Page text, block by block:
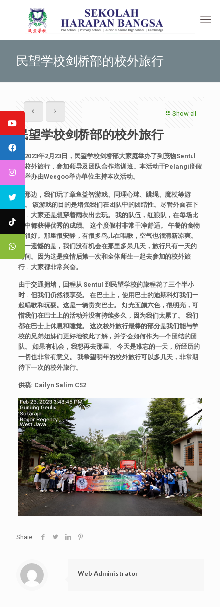
民望学校剑桥部的校外旅行
Show all
民望学校剑桥部的校外旅行
2023年2月 23日，民望学校剑桥部大家庭举办了到茂物Sentul
的校外旅行，参加领导及团队合作培训班。本活动于Pelangi度假
村举办由Weegoo举办单位主持本次活动。
在那边，我们玩了章鱼益智游戏、同理心球、跳绳、魔杖等游
戏。
该游戏的目的是增强我们在团队中的团结性。尽管外面在下
雨，大家还是想穿着雨衣出去玩。
我的队伍，红狼队，在每场比
赛中都获得优秀的成绩。
这个度假村非常干净舒适。
午餐的食物
也很好。那里很安静，有很多鸟儿在唱歌，空气也很清新凉爽。
唯一遗憾的是，我们没有机会在那里多呆几天，旅行只有一天的
时间。因为这是疫情后第一次和全体师生一起去参加的校外旅
行，大家都非常兴奋。
由于交通拥堵，回程从Sentul 到民望学校的旅程花了三个半小
时，但我们仍然很享受。
在巴士上，使用巴士的迪斯科灯我们一
起唱歌和玩耍。这是一辆贵宾巴士。
灯光五颜六色，很明亮，可
惜我们在巴士上的活动并没有持续多久，因为我们太累了。
我们
都在巴士上休息和睡觉。
这次校外旅行最棒的部分是我们能与学
校的兄弟姐妹们更好地彼此了解，并学会如何作为一个团结的团
队。
如果有机会，我想再去那里。
今天是难忘的一天，所经历的
一切也非常有意义。
我希望明年的校外旅行可以多几天，非常期
待下一次的校外旅行。
供稿: Cailyn Salim CS2
Share
Web Administrator